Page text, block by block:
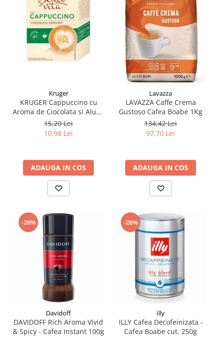
Kruger
KRUGER Cappuccino cu
Aroma de Ciocolata si Alune
Plic 10x12.5g
15,20 Lei
10,98 Lei
ADAUGA IN COS
Lavazza
LAVAZZA Caffe Crema
Gustoso Cafea Boabe 1Kg
134,42 Lei
97,70 Lei
ADAUGA IN COS
-26%
Davidoff
DAVIDOFF Rich Aroma Vivid
& Spicy - Cafea Instant 100g
-26%
Illy
ILLY Cafea Decofeinizata -
Cafea Boabe cut. 250g